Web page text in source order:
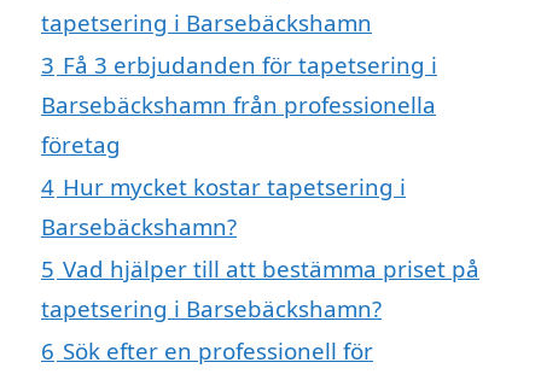
tapetsering i Barsebäckshamn
3 Få 3 erbjudanden för tapetsering i
Barsebäckshamn från professionella
företag
4 Hur mycket kostar tapetsering i
Barsebäckshamn?
5 Vad hjälper till att bestämma priset på
tapetsering i Barsebäckshamn?
6 Sök efter en professionell för